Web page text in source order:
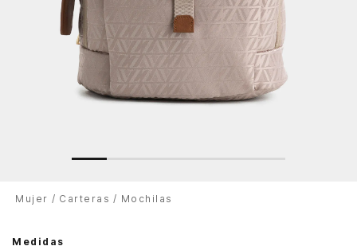
Mujer Carteras Mochilas
Medidas